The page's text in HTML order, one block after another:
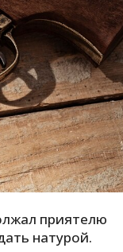
П
Р
С
Т
приятелю
натурой.